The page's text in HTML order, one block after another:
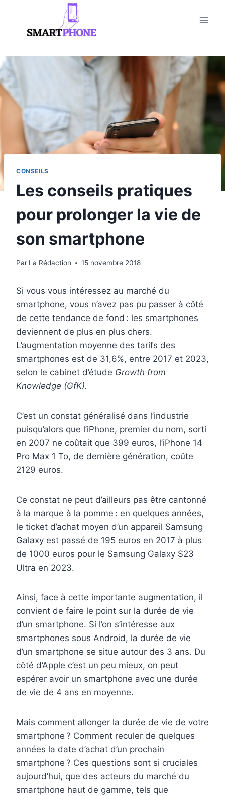
contenu
CONSEILS
Les conseils pratiques
pour prolonger la vie de
son smartphone
Par La Rédaction 15 novembre 2018
Si vous vous intéressez au marché du
smartphone, vous n’avez pas pu passer à côté
de cette tendance de fond : les smartphones
deviennent de plus en plus chers.
L’augmentation moyenne des tarifs des
smartphones est de 31,6%, entre 2017 et 2023,
selon le cabinet d’étude Growth from
Knowledge (GfK).
C’est un constat généralisé dans l’industrie
puisqu’alors que l’iPhone, premier du nom, sorti
en 2007 ne coûtait que 399 euros, l’iPhone 14
Pro Max 1 To, de dernière génération, coûte
2129 euros.
Ce constat ne peut d’ailleurs pas être cantonné
à la marque à la pomme : en quelques années,
le ticket d’achat moyen d’un appareil Samsung
Galaxy est passé de 195 euros en 2017 à plus
de 1000 euros pour le Samsung Galaxy S23
Ultra en 2023.
Ainsi, face à cette importante augmentation, il
convient de faire le point sur la durée de vie
d’un smartphone. Si l’on s’intéresse aux
smartphones sous Android, la durée de vie
d’un smartphone se situe autour des 3 ans. Du
côté d’Apple c’est un peu mieux, on peut
espérer avoir un smartphone avec une durée
de vie de 4 ans en moyenne.
Mais comment allonger la durée de vie de votre
smartphone ? Comment reculer de quelques
années la date d’achat d’un prochain
smartphone ? Ces questions sont si cruciales
aujourd’hui, que des acteurs du marché du
smartphone haut de gamme, tels que